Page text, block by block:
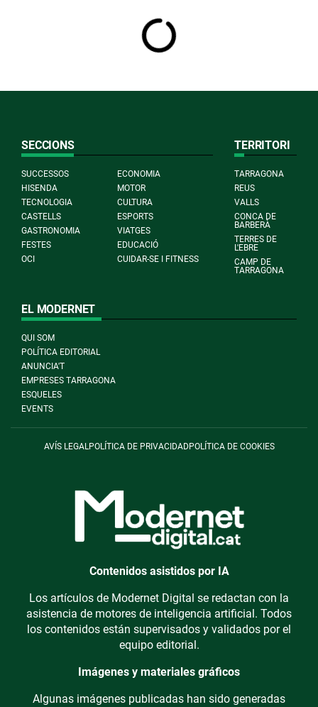
SECCIONS
SUCCESSOS
ECONOMIA
HISENDA
MOTOR
TECNOLOGIA
CULTURA
CASTELLS
ESPORTS
GASTRONOMIA
VIATGES
FESTES
EDUCACIÓ
OCI
CUIDAR-SE I FITNESS
TERRITORI
TARRAGONA
REUS
VALLS
CONCA DE
BARBERÀ
TERRES DE
L'EBRE
CAMP DE
TARRAGONA
EL MODERNET
QUI SOM
POLÍTICA EDITORIAL
ANUNCIA'T
EMPRESES TARRAGONA
ESQUELES
EVENTS
AVÍS LEGALPOLÍTICA DE PRIVACIDADPOLÍTICA DE COOKIES
Contenidos asistidos por IA
Los artículos de Modernet Digital se redactan con la
asistencia de motores de inteligencia artificial. Todos
los contenidos están supervisados y validados por el
equipo editorial.
Imágenes y materiales gráficos
Algunas imágenes publicadas han sido generadas